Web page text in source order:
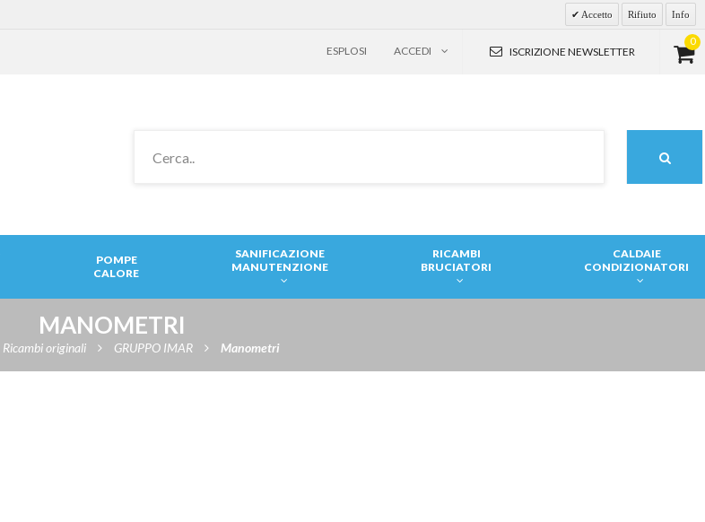
Accetto Rifiuto Info
0
ISCRIZIONE NEWSLETTER
ACCEDI
ESPLOSI
POMPE
CALORE
SANIFICAZIONE
MANUTENZIONE
RICAMBI
BRUCIATORI
CALDAIE
CONDIZIONATORI
MANOMETRI
Ricambi originali GRUPPO IMAR Manometri